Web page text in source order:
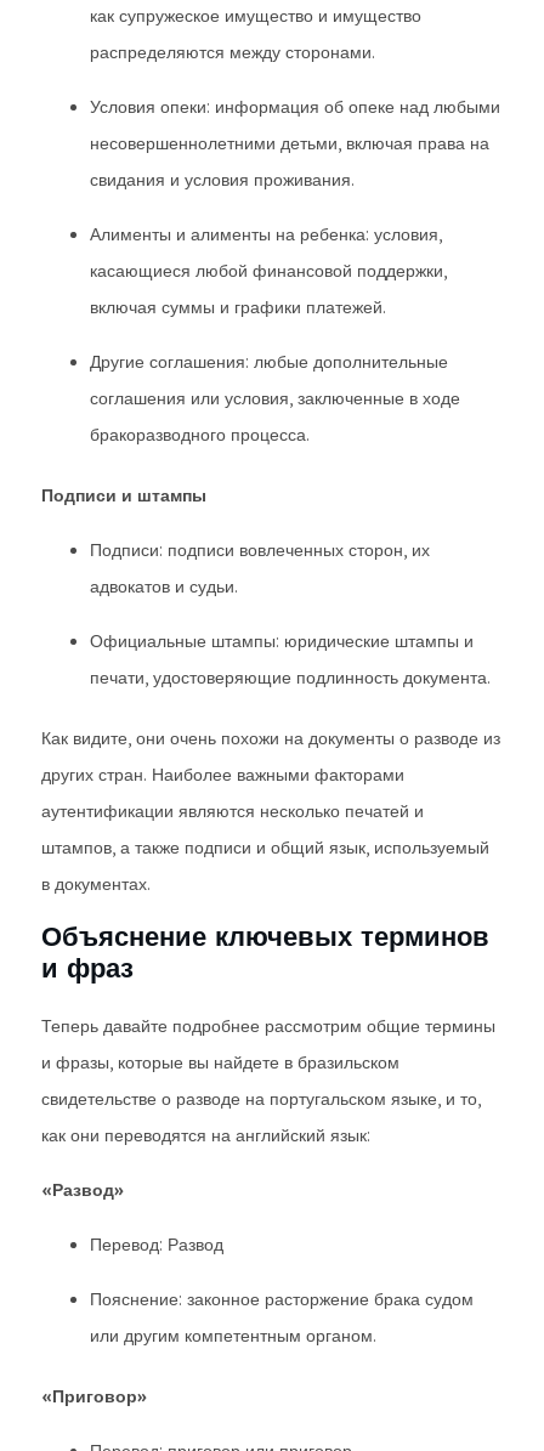
как супружеское имущество и имущество
распределяются между сторонами.
Условия опеки: информация об опеке над любыми
несовершеннолетними детьми, включая права на
свидания и условия проживания.
Алименты и алименты на ребенка: условия,
касающиеся любой финансовой поддержки,
включая суммы и графики платежей.
Другие соглашения: любые дополнительные
соглашения или условия, заключенные в ходе
бракоразводного процесса.
Подписи и штампы
Подписи: подписи вовлеченных сторон, их
адвокатов и судьи.
Официальные штампы: юридические штампы и
печати, удостоверяющие подлинность документа.
Как видите, они очень похожи на документы о разводе из
других стран. Наиболее важными факторами
аутентификации являются несколько печатей и
штампов, а также подписи и общий язык, используемый
в документах.
Объяснение ключевых терминов
и фраз
Теперь давайте подробнее рассмотрим общие термины
и фразы, которые вы найдете в бразильском
свидетельстве о разводе на португальском языке, и то,
как они переводятся на английский язык:
«Развод»
Перевод: Развод
Пояснение: законное расторжение брака судом
или другим компетентным органом.
«Приговор»